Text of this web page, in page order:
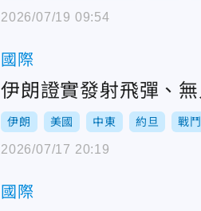
2026/07/19 09:54
國際
伊朗證實發射飛彈、
伊朗 美國 中東 約旦 戰
2026/07/17 20:19
國際